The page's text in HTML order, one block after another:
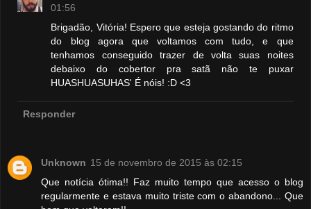
01:56
Brigadão, Vitória! Espero que esteja gostando do ritmo
do blog agora que voltamos com tudo, e que
tenhamos conseguido trazer de volta suas noites
debaixo do cobertor pra satã não te puxar
HUASHUASUHAS' É nóis! :D <3
Responder
Unknown 15 de novembro de 2015 às 02:15
Que notícia ótima!! Faz muito tempo que acesso o blog
regularmente e estava muito triste com o abandono... Que